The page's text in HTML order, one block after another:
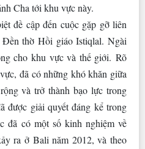
Cha tới khu vực này.
đề cập đến cuộc gặp gỡ liên
thờ Hồi giáo Istiqlal. Ngài
cho khu vực và thế giới. Rõ
đã có những khó khăn giữa
và trở thành bạo lực trong
được giải quyết đáng kể trong
đã có một số kinh nghiệm về
ra ở Bali năm 2012, và theo